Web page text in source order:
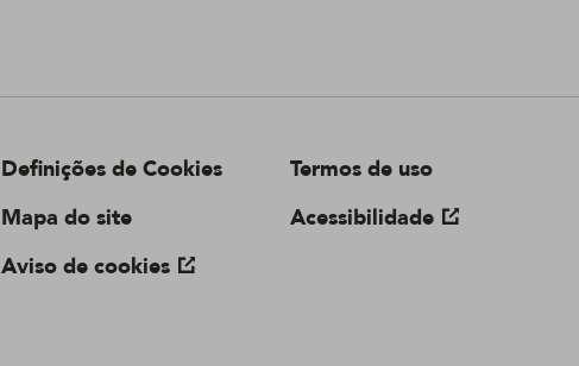
Definições de Cookies
Mapa do site
Aviso de cookies
Termos de uso
Acessibilidade